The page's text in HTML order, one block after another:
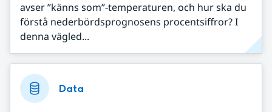
avser ”känns som”-temperaturen, och hur ska du
förstå nederbördsprognosens procentsiffror? I
denna vägled...
Data